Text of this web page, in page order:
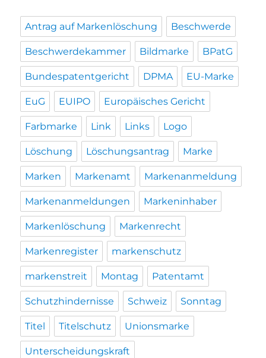
Antrag auf Markenlöschung Beschwerde
Beschwerdekammer Bildmarke BPatG
Bundespatentgericht DPMA EU-Marke
EuG EUIPO Europäisches Gericht
Farbmarke Link Links Logo
Löschung Löschungsantrag Marke
Marken Markenamt Markenanmeldung
Markenanmeldungen Markeninhaber
Markenlöschung Markenrecht
Markenregister markenschutz
markenstreit Montag Patentamt
Schutzhindernisse Schweiz Sonntag
Titel Titelschutz Unionsmarke
Unterscheidungskraft